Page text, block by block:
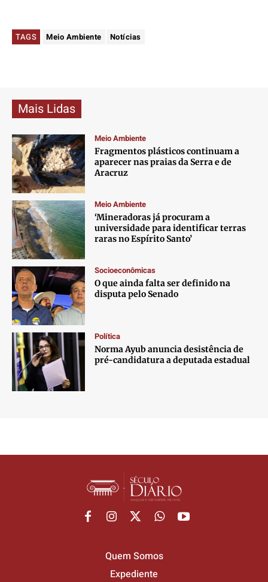
TAGS Meio Ambiente Notícias
Mais Lidas
Meio Ambiente
Fragmentos plásticos continuam a
aparecer nas praias da Serra e de
Aracruz
Meio Ambiente
‘Mineradoras já procuram a
universidade para identificar terras
raras no Espírito Santo’
Socioeconômicas
O que ainda falta ser definido na
disputa pelo Senado
Política
Norma Ayub anuncia desistência de
pré-candidatura a deputada estadual
Quem Somos
Expediente